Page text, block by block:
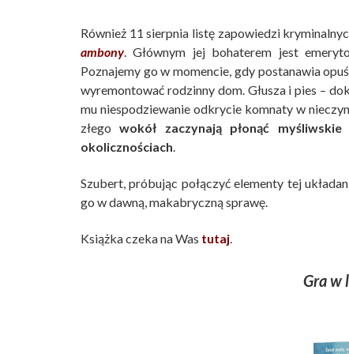
Również 11 sierpnia listę zapowiedzi
ambony. Głównym jej bohaterem jest
Poznajemy go w momencie, gdy postanawia
wyremontować rodzinny dom. Głusza i pies –
mu niespodziewanie odkrycie komnaty w
złegowokół zaczynają płonąć
okolicznościach.
Szubert, próbując połączyć elementy tej
go w dawną, makabryczną sprawę.
Książka czeka na Was tutaj.
Gra w